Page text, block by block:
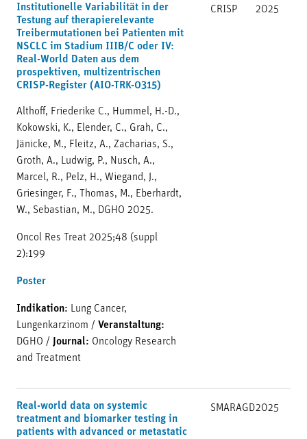
Institutionelle Variabilität in der
Testung auf therapierelevante
Treibermutationen bei Patienten mit
NSCLC im Stadium IIIB/C oder IV:
Real-World Daten aus dem
prospektiven, multizentrischen
CRISP-Register (AIO-TRK-0315)
Althoff, Friederike C., Hummel, H.-D.,
Kokowski, K., Elender, C., Grah, C.,
Jänicke, M., Fleitz, A., Zacharias, S.,
Groth, A., Ludwig, P., Nusch, A.,
Marcel, R., Pelz, H., Wiegand, J.,
Griesinger, F., Thomas, M., Eberhardt,
W., Sebastian, M., DGHO 2025.
Oncol Res Treat 2025;48 (suppl
2):199
Poster
Indikation: Lung Cancer,
Lungenkarzinom / Veranstaltung:
DGHO / Journal: Oncology Research
and Treatment
CRISP 2025
Real-world data on systemic
treatment and biomarker testing in
patients with advanced or metastatic
SMARAGD2025